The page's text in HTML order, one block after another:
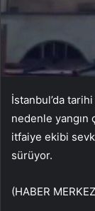
İstanbul’da
nedenle yangın
itfaiye ekibi
sürüyor.
(HABER